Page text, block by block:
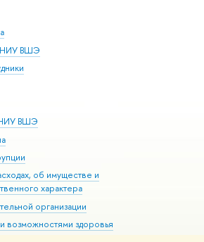
НИУ ВШЭ
ВШЭ
об имуществе и
характера
организации
возможностями здоровья